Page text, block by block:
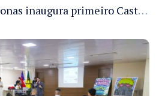
Governo do Amazonas inaugura primeiro Castramóvel Fluvial para atendimento veterinário às comunidades ribeirinhas e castração gratuita